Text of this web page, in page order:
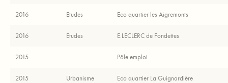
2016 Etudes Eco quartier les Aigremonts
2016 Etudes E.LECLERC de Fondettes
2015 Pôle emploi
2015 Urbanisme Eco quartier La Guignardière